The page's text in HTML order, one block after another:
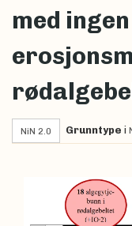
med
NiN 2.0 Grunntype i